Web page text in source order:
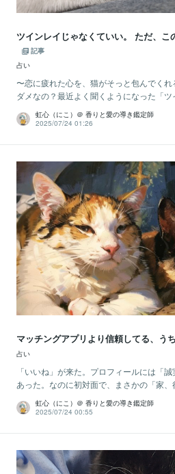
ツインレイじゃなくていい。 ただ、こ
記事
占い
〜恋に疲れた心を、猫がそっと包んでく
ダメなの？最近よく聞くようになった「ツ
虹心（にこ）＠ 香りと愛の導き鑑定師
2025/07/24 01:26
マッチングアプリより信頼してる、う
占い
「いいね」が来た。プロフィールには「
あった。なのに初対面で、まさかの「家、
虹心（にこ）＠ 香りと愛の導き鑑定師
2025/07/24 00:55